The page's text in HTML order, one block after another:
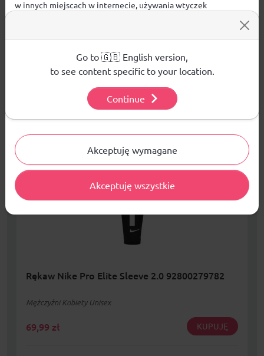
PRODUKTY POWIĄZANE
WYPRZEDAŻE W DZIALE
Rękaw Nike Pro Elite Sleeve 2.0 92800279782
Mężczyźni Kobiety Unisex
69,99 zł KUPUJĘ
w innych miejscach w internecie, używania wtyczek
używanych plików cookies.
Aby dowiedzieć się więcej o plikach cookie i tym, jak
wykorzystujemy Twoje dane, odwiedź naszą Polityką
Akceptuję wymagane
Akceptuję wszystkie
Go to 🇬🇧 English version,
to see content specific to your location.
Continue